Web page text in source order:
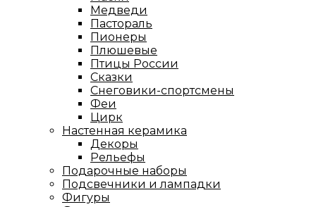
Медведи
Пастораль
Пионеры
Плюшевые
Птицы России
Сказки
Снеговики-спортсмены
Феи
Цирк
Настенная керамика
Декоры
Рельефы
Подарочные наборы
Подсвечники и лампадки
Фигуры